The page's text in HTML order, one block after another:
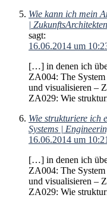
Wie kann ich mein
|
sagt:
16.06.2014 um
[…] in denen ich
ZA004: The
und visualisieren –
ZA029: Wie
Wie strukturiere ich
Systems |
16.06.2014 um
[…] in denen ich
ZA004: The
und visualisieren –
ZA029: Wie